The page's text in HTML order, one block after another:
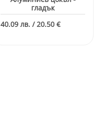
гладък
40.09 лв. / 20.50 €